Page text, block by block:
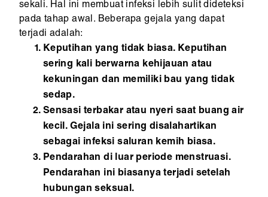
sekali. Hal ini membuat infeksi lebih sulit dideteksi
pada tahap awal. Beberapa gejala yang dapat
terjadi adalah:
Keputihan yang tidak biasa. Keputihan
sering kali berwarna kehijauan atau
kekuningan dan memiliki bau yang tidak
sedap.
Sensasi terbakar atau nyeri saat buang air
kecil. Gejala ini sering disalahartikan
sebagai infeksi saluran kemih biasa.
Pendarahan di luar periode menstruasi.
Pendarahan ini biasanya terjadi setelah
hubungan seksual.